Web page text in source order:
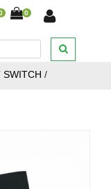
0
E
SEGNAPASSO
SWITCH /